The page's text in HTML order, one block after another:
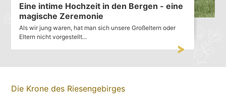
Eine intime Hochzeit in den Bergen - eine
magische Zeremonie
Als wir jung waren, hat man sich unsere Großeltern oder
Eltern nicht vorgestellt...
Die Krone des Riesengebirges